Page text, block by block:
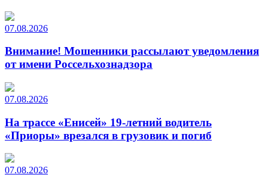
07.08.2026
Внимание! Мошенники рассылают уведомления
от имени Россельхознадзора
07.08.2026
На трассе «Енисей» 19-летний водитель
«Приоры» врезался в грузовик и погиб
07.08.2026